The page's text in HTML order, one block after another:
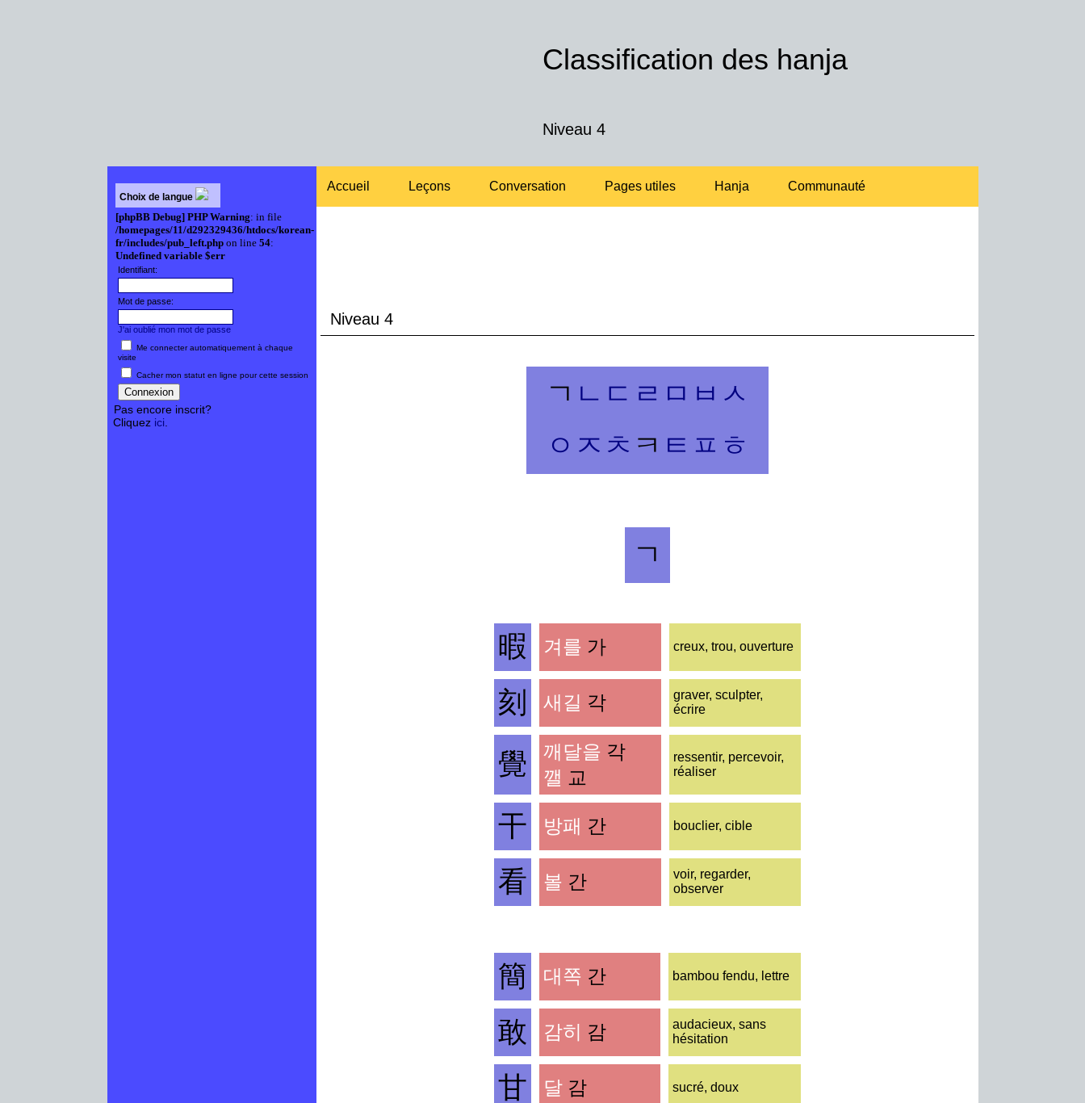
Classification des hanja
Niveau 4
Choix de langue
[phpBB Debug] PHP Warning: in file
/homepages/11/d292329436/htdocs/korean-
fr/includes/pub_left.phpon line 54:
Undefined variable $err
Identifiant:
Mot de passe:
J'ai oublié mon mot de passe
Me connecter automatiquement à chaque
visite
Cacher mon statut en ligne pour cette session
Pas encore inscrit?
Cliquez ici
Accueil Leçons Conversation Pages utiles Hanja Communauté
Niveau 4
ㄱ ㄴㄷㄹㅁ ㅂㅅ
ㅇ ㅈ ㅊ ㅋ ㅌ ㅍㅎ
ㄱ
暇 겨를 가 creux, trou, ouverture
刻 새길 각
graver, sculpter,
écrire
覺 깨달을 각
깰 교
ressentir, percevoir,
réaliser
干 방패 간 bouclier, cible
看 볼 간
voir, regarder,
observer
簡 대쪽 간 bambou fendu, lettre
敢 감히 감
audacieux, sans
hésitation
甘 달감 sucré, doux